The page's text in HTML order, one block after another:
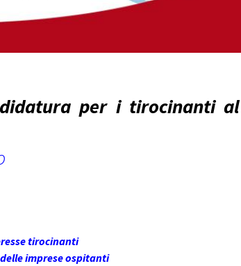
per i tirocinanti al
tirocinanti
imprese ospitanti